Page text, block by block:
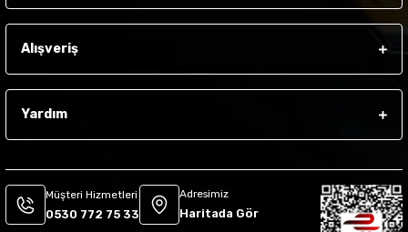
Alışveriş
Yardım
Müşteri Hizmetleri
0530 772 75 33
Adresimiz
Haritada Gör